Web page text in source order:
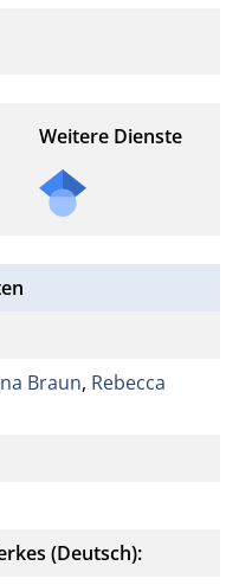
Weitere Dienste
Braun, Rebecca
(Deutsch):